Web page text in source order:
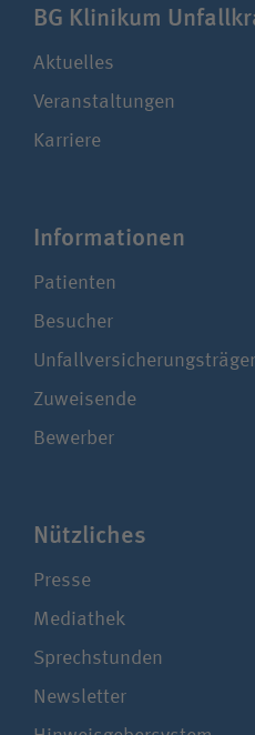
BG Klinikum
Aktuelles
Veranstaltungen
Karriere
Infor­ma­ti­onen
Patienten
Besucher
Unfallversicherungsträger
Zuweisende
Bewerber
Nützliches
Presse
Mediathek
Sprechstunden
Newsletter